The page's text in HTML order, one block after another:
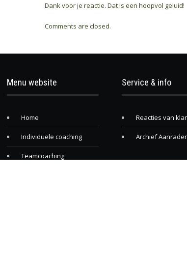
Dank voor je reactie. Dat is een hoopvol geluid!
Comments are closed.
Menu website
Home
Individuele coaching
Teamcoaching
Service & info
Reacties van
Archief